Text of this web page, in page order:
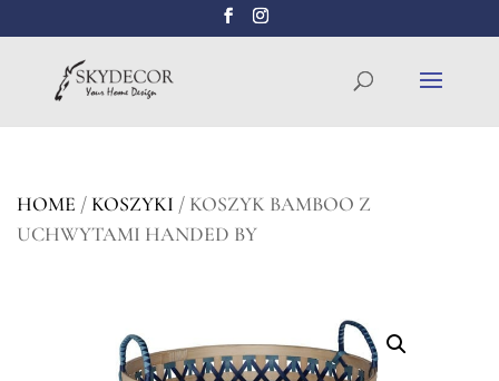
HOME /KOSZYKI / KOSZYK BAMBOO Z
UCHWYTAMI HANDED BY